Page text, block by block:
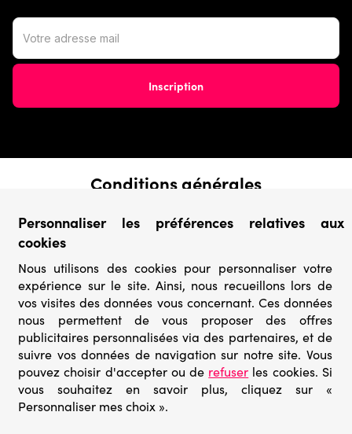
Conditions générales
› Conditions d’utilisation
› Confidentialité & Protection des Données
Catégories
› Marques
› Derniers arrivages
› Puzzles mystères
› Prix minis
© Go-puzzle.fr 2026 – Tous droits réservés
Personnaliser les préférences relatives aux
cookies
Nous utilisons des cookies pour personnaliser votre
expérience sur le site. Ainsi, nous recueillons lors de
vos visites des données vous concernant. Ces données
nous permettent de vous proposer des offres
publicitaires personnalisées via des partenaires, et de
suivre vos données de navigation sur notre site. Vous
pouvez choisir d'accepter ou de refuser les cookies. Si
vous souhaitez en savoir plus, cliquez sur «
Personnaliser mes choix ».